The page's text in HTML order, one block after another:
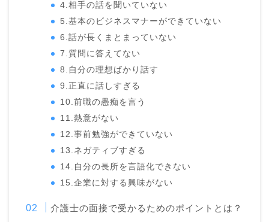
4.相手の話を聞いていない
5.基本のビジネスマナーができていない
6.話が長くまとまっていない
7.質問に答えてない
8.自分の理想ばかり話す
9.正直に話しすぎる
10.前職の愚痴を言う
11.熱意がない
12.事前勉強ができていない
13.ネガティブすぎる
14.自分の長所を言語化できない
15.企業に対する興味がない
介護士の面接で受かるためのポイントとは？